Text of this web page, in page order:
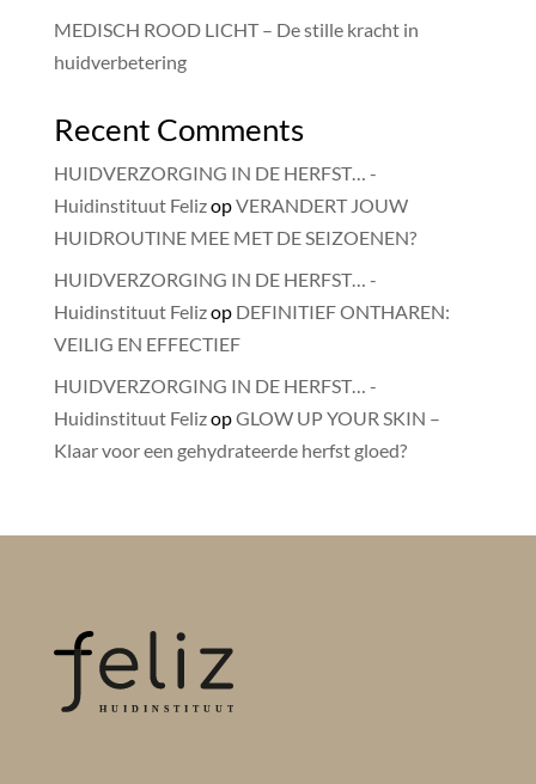
MEDISCH ROOD LICHT – De stille kracht in
huidverbetering
Recent Comments
HUIDVERZORGING IN DE HERFST… -
Huidinstituut FelizopVERANDERT JOUW
HUIDROUTINE MEE MET DE SEIZOENEN?
HUIDVERZORGING IN DE HERFST… -
Huidinstituut Felizop DEFINITIEF ONTHAREN:
VEILIG EN EFFECTIEF
HUIDVERZORGING IN DE HERFST… -
Huidinstituut FelizopGLOW UP YOUR SKIN –
Klaar voor een gehydrateerde herfst gloed?